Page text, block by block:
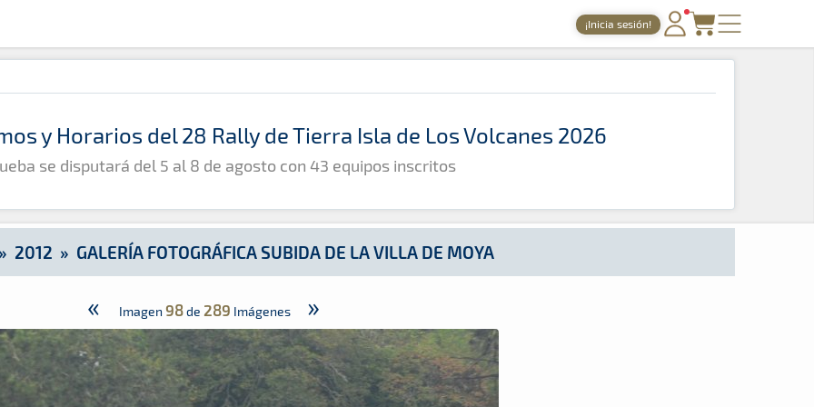
¡Inicia sesión!
PORTADA
TIEMPOS ONLINE
GALERÍAS
ARCHIVO
la Villa de Moya
y Horarios del 28 Rally de Tierra Isla de Los Volcanes 2026
se disputará del 5 al 8 de agosto con 43 equipos inscritos
» 2012 » GALERÍA FOTOGRÁFICA SUBIDA DE LA VILLA DE MOYA
« Imagen 98de 289 Imágenes »